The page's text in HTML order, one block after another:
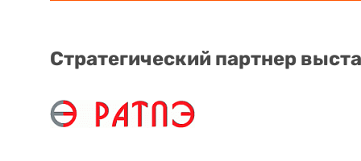
Стратегический партнер